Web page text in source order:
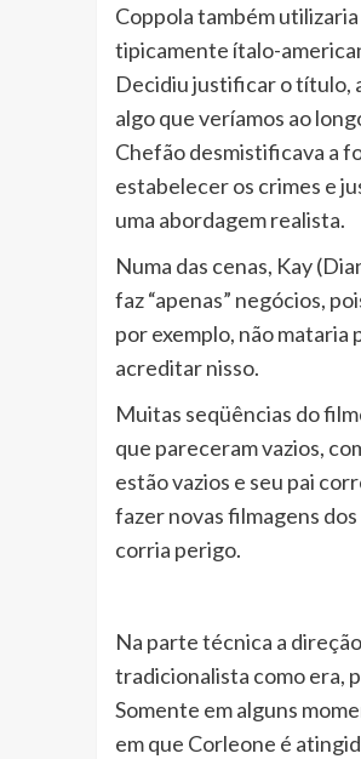
Coppola também
tipicamente ítalo-
Decidiu justificar o título,
algo que veríamos ao
Chefão desmistificava a
estabelecer os crimes e
uma abordagem realista.
Numa das cenas, Kay
faz “apenas” negócios,
por exemplo, não
acreditar nisso.
Muitas seqüências do
que pareceram vazios,
estão vazios e seu pai
fazer novas filmagens
corria perigo.
Na parte técnica a
tradicionalista como era,
Somente em alguns
em que Corleone é